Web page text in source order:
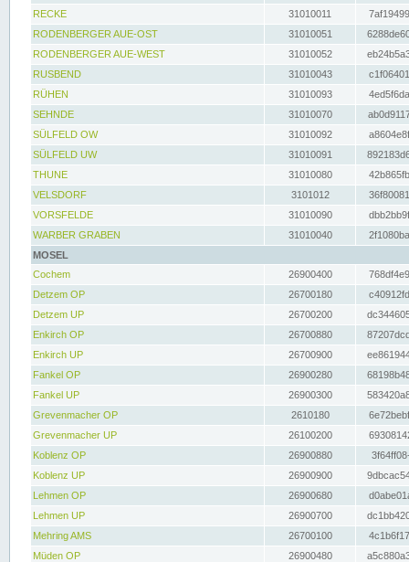
RECKE
31010011
RODENBERGER AUE-OST
31010051
RODENBERGER AUE-WEST
31010052
RUSBEND
31010043
RÜHEN
31010093
SEHNDE
31010070
SÜLFELD OW
31010092
SÜLFELD UW
31010091
THUNE
31010080
VELSDORF
3101012
VORSFELDE
31010090
WARBER GRABEN
31010040
MOSEL
Cochem
26900400
Detzem OP
26700180
Detzem UP
26700200
Enkirch OP
26700880
Enkirch UP
26700900
Fankel OP
26900280
Fankel UP
26900300
Grevenmacher OP
2610180
Grevenmacher UP
26100200
Koblenz OP
26900880
Koblenz UP
26900900
Lehmen OP
26900680
Lehmen UP
26900700
Mehring AMS
26700100
Müden OP
26900480